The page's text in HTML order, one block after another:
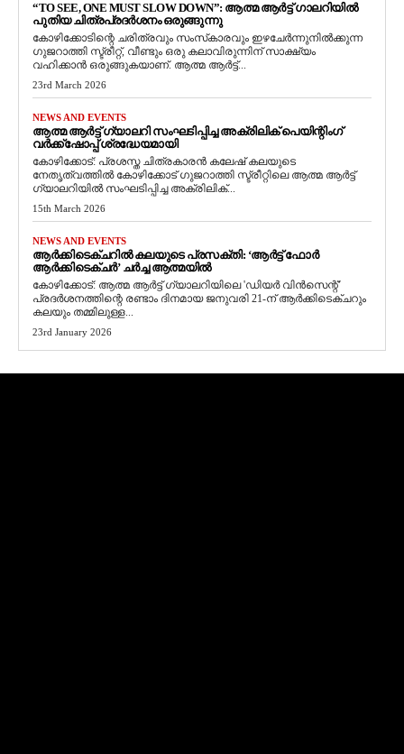
“TO SEE, ONE MUST SLOW DOWN”: ആത്മ ആർട്ട് ഗാലറിയിൽ
പുതിയ ചിത്രപ്രദർശനം ഒരുങ്ങുന്നു
കോഴിക്കോടിന്റെ ചരിത്രവും സംസ്‌കാരവും ഇഴചേർന്നുനിൽക്കുന്ന
ഗുജറാത്തി സ്ട്രീറ്റ്, വീണ്ടും ഒരു കലാവിരുന്നിന് സാക്ഷ്യം
വഹിക്കാൻ ഒരുങ്ങുകയാണ്. ആത്മ ആർട്ട്...
23rd March 2026
NEWS AND EVENTS
ആത്മ ആർട്ട് ഗ്യാലറി സംഘടിപ്പിച്ച അക്രിലിക് പെയിന്റിംഗ്
വർക്ക്‌ഷോപ്പ് ശ്രദ്ധേയമായി
കോഴിക്കോട്: പ്രശസ്ത ചിത്രകാരൻ കലേഷ് കലയുടെ
നേതൃത്വത്തിൽ കോഴിക്കോട് ഗുജറാത്തി സ്ട്രീറ്റിലെ ആത്മ ആർട്ട്
ഗ്യാലറിയിൽ സംഘടിപ്പിച്ച അക്രിലിക്...
15th March 2026
NEWS AND EVENTS
ആർക്കിടെക്ചറിൽ കലയുടെ പ്രസക്തി: ‘ആർട്ട് ഫോർ
ആർക്കിടെക്ചർ’ ചർച്ച ആത്മയിൽ
​കോഴിക്കോട്: ആത്മ ആർട്ട് ഗ്യാലറിയിലെ 'ഡിയർ വിൻസെന്റ്'
പ്രദർശനത്തിന്റെ രണ്ടാം ദിനമായ ജനുവരി 21-ന് ആർക്കിടെക്ചറും
കലയും തമ്മിലുള്ള...
23rd January 2026